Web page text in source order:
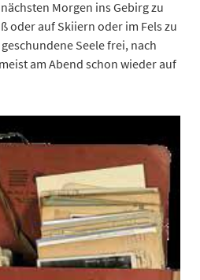
Morgen ins Gebirg zu
oder auf Skiiern oder im Fels zu
Seele frei, nach
am Abend schon wieder auf